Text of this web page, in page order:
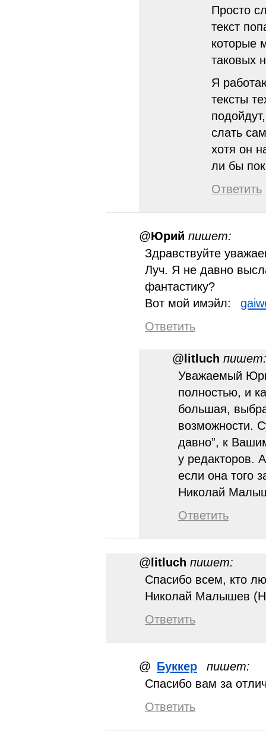
Просто
текст
которые
таковых
Я
тексты
слать
хотя он
ли бы
Ответить
@Юрий пишет:
Здравствуйте
Луч. Я не давно
фантастику?
Вот мой имэйл:
Ответить
@ litluch пишет:
Уважаемый
полностью, и
большая,
возможности.
давно”, к
у редакторов.
если она того
Николай
Ответить
@ litluch пишет:
Спасибо всем, кто
Николай Малышев
Ответить
@ Буккер
пишет:
Спасибо вам за
Ответить